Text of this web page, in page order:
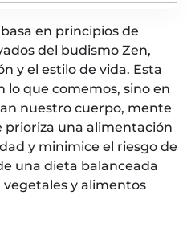
en principios de
del budismo Zen,
y el estilo de vida. Esta
lo que comemos, sino en
nuestro cuerpo, mente
prioriza una alimentación
y minimice el riesgo de
una dieta balanceada
vegetales y alimentos